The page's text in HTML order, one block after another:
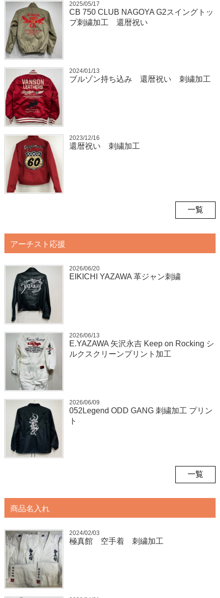
2025/05/17
CB 750 CLUB NAGOYA G2スイングトッ
プ刺繍加工 還暦祝い
2024/01/13
ブルゾン持ち込み 還暦祝い 刺繍加工
2023/12/16
還暦祝い 刺繍加工
一覧
アーチスト応援
2026/06/20
EIKICHI YAZAWA 革ジャン刺繍
2026/06/13
E.YAZAWA 矢沢永吉 Keep on Rocking シ
ルクスクリーンプリント加工
2026/06/09
052Legend ODD GANG 刺繍加工 プリン
ト
一覧
商品名入れ
2024/02/03
極真館 空手着 刺繍加工